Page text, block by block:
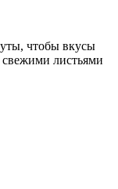
чтобы вкусы
листьями